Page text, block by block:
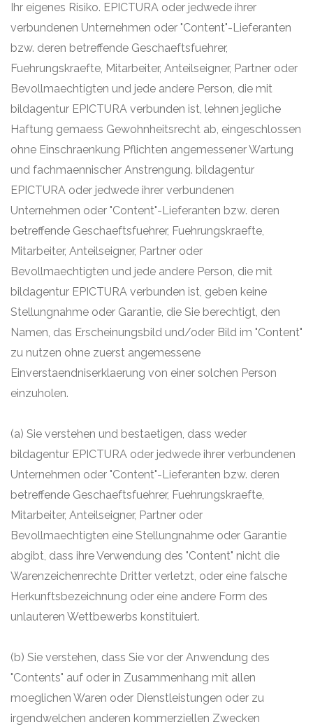
Ihr eigenes Risiko. EPICTURA oder jedwede ihrer
verbundenen Unternehmen oder "Content"-Lieferanten
bzw. deren betreffende Geschaeftsfuehrer,
Fuehrungskraefte, Mitarbeiter, Anteilseigner, Partner oder
Bevollmaechtigten und jede andere Person, die mit
bildagentur EPICTURA verbunden ist, lehnen jegliche
Haftung gemaess Gewohnheitsrecht ab, eingeschlossen
ohne Einschraenkung Pflichten angemessener Wartung
und fachmaennischer Anstrengung. bildagentur
EPICTURA oder jedwede ihrer verbundenen
Unternehmen oder "Content"-Lieferanten bzw. deren
betreffende Geschaeftsfuehrer, Fuehrungskraefte,
Mitarbeiter, Anteilseigner, Partner oder
Bevollmaechtigten und jede andere Person, die mit
bildagentur EPICTURA verbunden ist, geben keine
Stellungnahme oder Garantie, die Sie berechtigt, den
Namen, das Erscheinungsbild und/oder Bild im "Content"
zu nutzen ohne zuerst angemessene
Einverstaendniserklaerung von einer solchen Person
einzuholen.
(a) Sie verstehen und bestaetigen, dass weder
bildagentur EPICTURA oder jedwede ihrer verbundenen
Unternehmen oder "Content"-Lieferanten bzw. deren
betreffende Geschaeftsfuehrer, Fuehrungskraefte,
Mitarbeiter, Anteilseigner, Partner oder
Bevollmaechtigten eine Stellungnahme oder Garantie
abgibt, dass ihre Verwendung des "Content" nicht die
Warenzeichenrechte Dritter verletzt, oder eine falsche
Herkunftsbezeichnung oder eine andere Form des
unlauteren Wettbewerbs konstituiert.
(b) Sie verstehen, dass Sie vor der Anwendung des
"Contents" auf oder in Zusammenhang mit allen
moeglichen Waren oder Dienstleistungen oder zu
irgendwelchen anderen kommerziellen Zwecken